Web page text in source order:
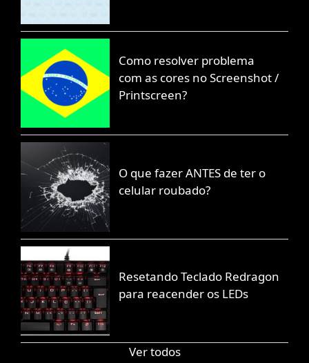
Como resolver problema
com as cores no Screenshot /
Printscreen?
O que fazer ANTES de ter o
celular roubado?
Resetando Teclado Redragon
para reacender os LEDs
Ver todos